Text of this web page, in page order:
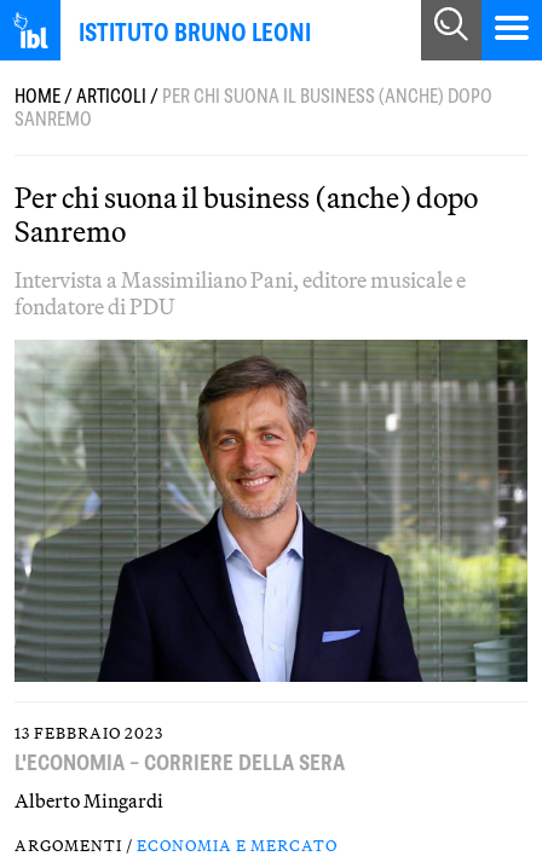
ISTITUTO BRUNO LEONI
HOME/ARTICOLI/PER CHI SUONA IL BUSINESS (ANCHE) DOPO
SANREMO
Per chi suona il business (anche) dopo
Sanremo
Intervista a Massimiliano Pani, editore musicale e
fondatore di PDU
13 FEBBRAIO 2023
L'ECONOMIA – CORRIERE DELLA SERA
Alberto Mingardi
ARGOMENTI / ECONOMIA E MERCATO